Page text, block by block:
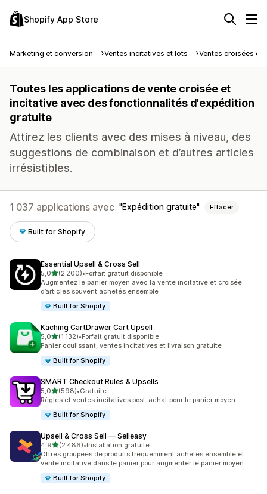
Shopify App Store
Marketing et conversion Ventes incitatives et lots Ventes croisées et
Toutes les applications de vente croisée et
incitative avec des fonctionnalités d'expédition
gratuite
Attirez les clients avec des mises à niveau, des
suggestions de combinaison et d’autres articles
irrésistibles.
1 037 applications avec Expédition gratuite Effacer
Built for Shopify
Essential Upsell & Cross Sell
5,0étoile(s) sur 5
(2 200)
2200 avis au total
•Forfait gratuit disponible
Augmentez le panier moyen avec la vente incitative et croisée
d’articles souvent achetés ensemble
Built for Shopify
Kaching CartDrawer Cart Upsell
5,0étoile(s) sur 5
(1 132)
1132 avis au total
•Forfait gratuit disponible
Panier coulissant, ventes incitatives et livraison gratuite
Built for Shopify
SMART Checkout Rules & Upsells
5,0étoile(s) sur 5
(598)
598 avis au total
•Gratuite
Règles et ventes incitatives post-achat pour le panier moyen
Built for Shopify
Upsell & Cross Sell — Selleasy
4,9étoile(s) sur 5
(2 486)
2486 avis au total
•Installation gratuite
Offres groupées de produits fréquemment achetés ensemble et
vente incitative dans le panier pour augmenter le panier moyen
Built for Shopify